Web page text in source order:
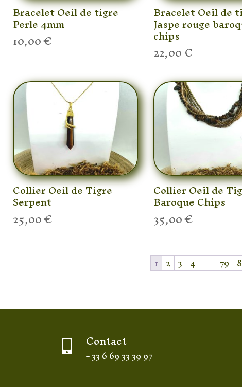
Bracelet Oeil de tigre
Perle 4mm
10,00€
Bracelet Oeil de
Jaspe rouge
chips
22,00€
Collier Oeil de Tigre
Serpent
25,00€
Collier Oeil de
Baroque Chips
35,00€
1 2 3 4 79
 Contact
+ 33 6 69 33 39 97